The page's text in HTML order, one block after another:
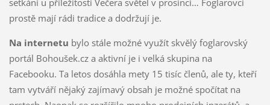
setkání u příležitosti Večera světel v prosinci… Foglarovci
prostě mají rádi tradice a dodržují je.
Na internetu bylo stále možné využít skvělý foglarovský
portál Bohoušek.cz a aktivní je i velká skupina na
Facebooku. Ta letos dosáhla mety 15 tisíc členů, ale ty, kteří
tam vytváří nějaký zajímavý obsah je možné spočítat na